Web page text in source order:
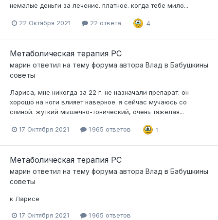
немалые деньги за лечение. платное. когда тебе мило...
22 Октября 2021 22 ответа 4
Метаболическая терапия РС
марин ответил на тему форума автора Влад в Бабушкины
советы
Лариса, мне никогда за 22 г. не назначали препарат. он
хорошо на ноги влияет наверное. я сейчас мучаюсь со
спиной. жуткий мышечно-тонический, очень тяжелая...
17 Октября 2021 1 965 ответов 1
Метаболическая терапия РС
марин ответил на тему форума автора Влад в Бабушкины
советы
к Ларисе
17 Октября 2021 1 965 ответов